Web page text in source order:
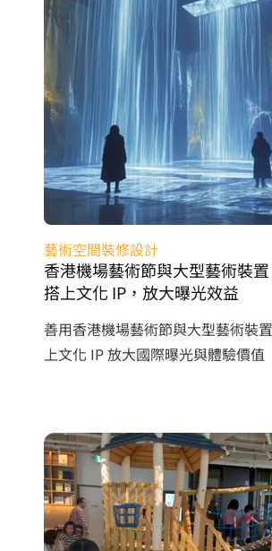
藝術空間裝修設計
香港機場藝術節與大型藝術裝
搭上文化 IP，放大曝光效益
善用香港機場藝術節與大型藝術裝
上文化 IP 放大國際曝光與體驗價值